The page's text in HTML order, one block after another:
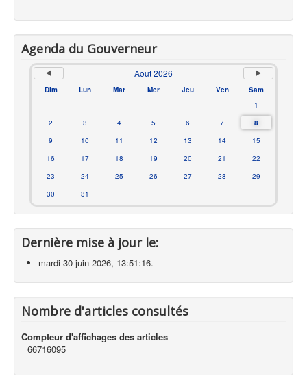
Agenda du Gouverneur
Août 2026
Dim Lun Mar Mer Jeu Ven
Sam
1
2
3 4 5 6 7
8
9
10 11 12 13 14
15
16
17 18 19 20 21
22
23
24 25 26 27 28
29
30
31
Dernière mise à jour le:
mardi 30 juin 2026, 13:51:16.
Nombre d'articles consultés
Compteur d'affichages des articles
66716095